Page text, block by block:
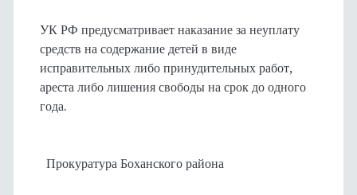
УК РФ предусматривает наказание за неуплату
средств на содержание детей в виде
исправительных либо принудительных работ,
ареста либо лишения свободы на срок до одного
года.
Прокуратура Боханского района